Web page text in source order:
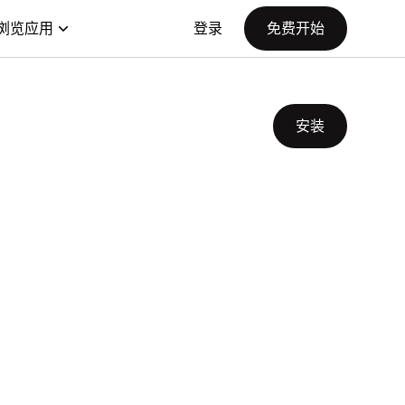
览应用 登录 免费开始
安装